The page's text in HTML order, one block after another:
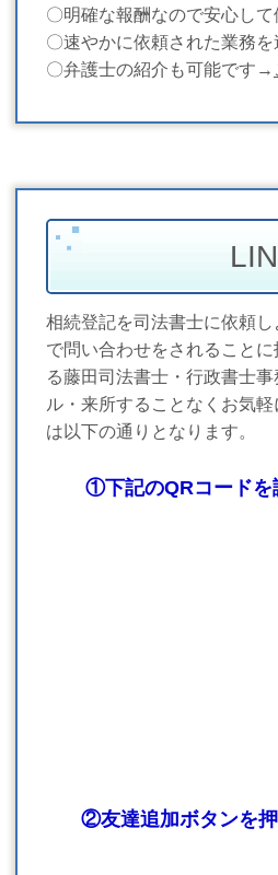
〇明確な報酬なので安心し
〇速やかに依頼された業務
〇弁護士の紹介も可能です→
相続登記を司法書士に依頼
で問い合わせをされること
る藤田司法書士・行政書士
ル・来所することなくお気
は以下の通りとなります。
①下記のQRコードを
②友達追加ボタンを